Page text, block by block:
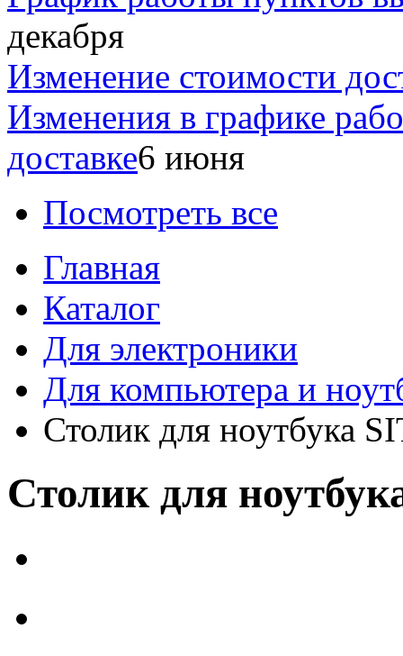
декабря
Изменение стоимости
Изменения в графике
доставке6 июня
Посмотреть все
Главная
Каталог
Для электроники
Для компьютера и
Столик для ноутбука
Столик для